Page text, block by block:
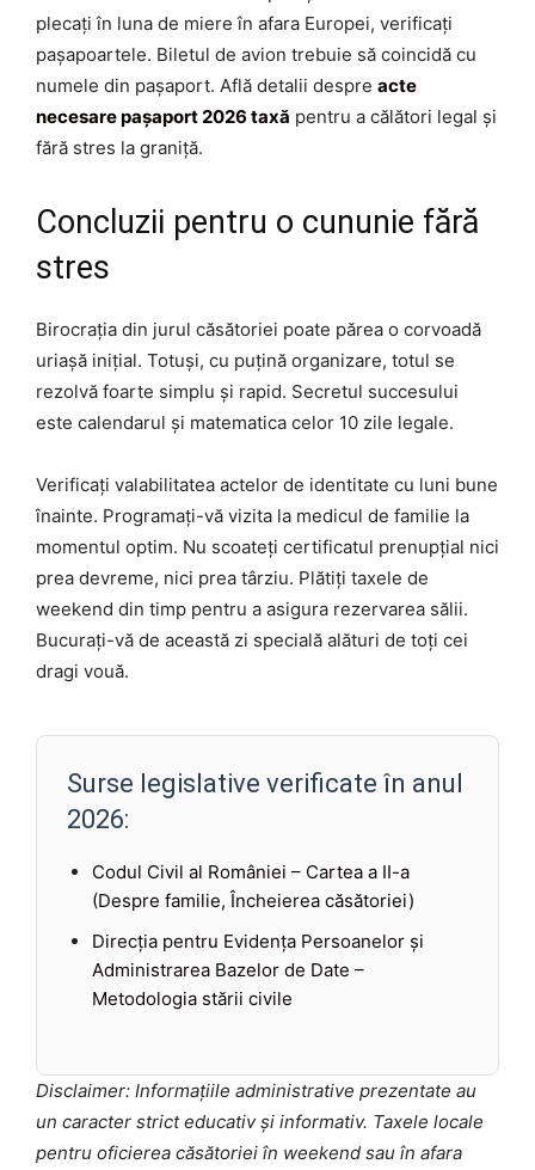
plecați în luna de miere în afara Europei, verificați
pașapoartele. Biletul de avion trebuie să coincidă cu
numele din pașaport. Află detalii despre acte
necesare pașaport 2026 taxă pentru a călători legal și
fără stres la graniță.
Concluzii pentru o cununie fără
stres
Birocrația din jurul căsătoriei poate părea o corvoadă
uriașă inițial. Totuși, cu puțină organizare, totul se
rezolvă foarte simplu și rapid. Secretul succesului
este calendarul și matematica celor 10 zile legale.
Verificați valabilitatea actelor de identitate cu luni bune
înainte. Programați-vă vizita la medicul de familie la
momentul optim. Nu scoateți certificatul prenupțial nici
prea devreme, nici prea târziu. Plătiți taxele de
weekend din timp pentru a asigura rezervarea sălii.
Bucurați-vă de această zi specială alături de toți cei
dragi vouă.
Surse legislative verificate în anul
2026:
Codul Civil al României – Cartea a II-a
(Despre familie, Încheierea căsătoriei)
Direcția pentru Evidența Persoanelor și
Administrarea Bazelor de Date –
Metodologia stării civile
Disclaimer: Informațiile administrative prezentate au
un caracter strict educativ și informativ. Taxele locale
pentru oficierea căsătoriei în weekend sau în afara